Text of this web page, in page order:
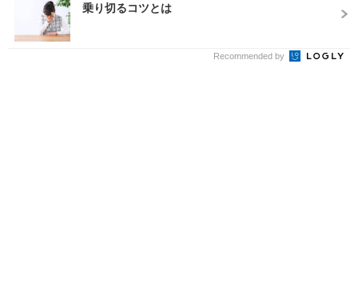
乗り切るコツとは
Recommended by